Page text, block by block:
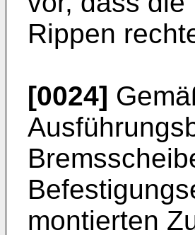
Rippen
[0024]
montierten